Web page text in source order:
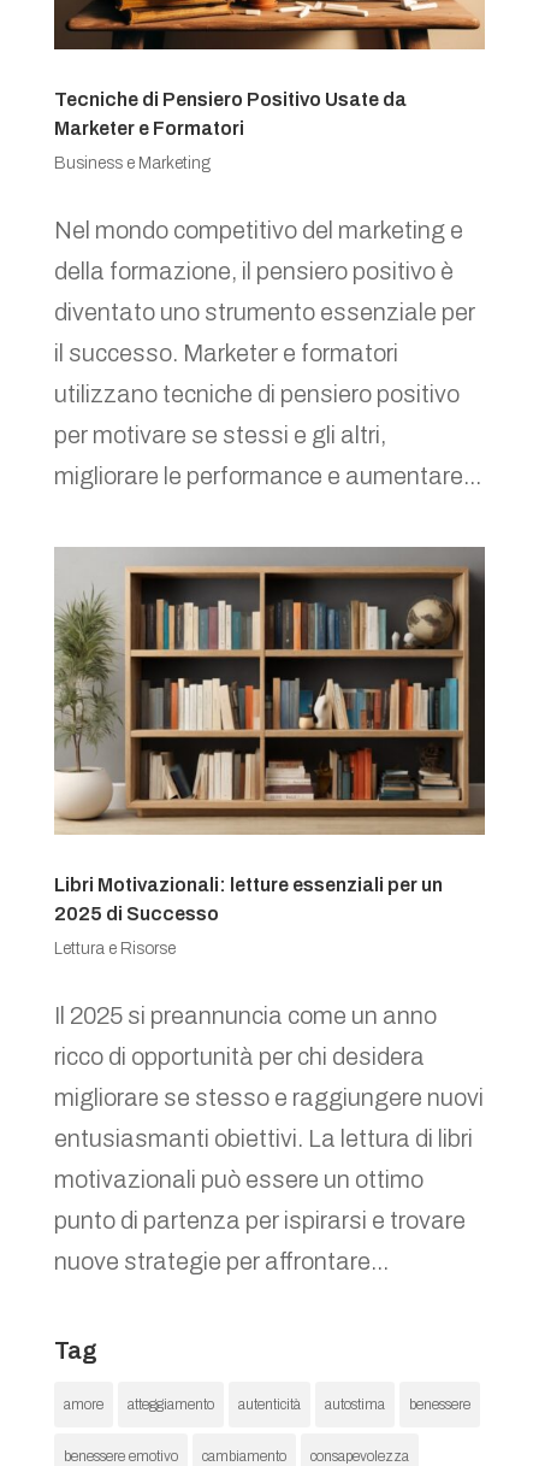
Tecniche di Pensiero Positivo Usate da
Marketer e Formatori
Business e Marketing
Nel mondo competitivo del marketing e
della formazione, il pensiero positivo è
diventato uno strumento essenziale per
il successo. Marketer e formatori
utilizzano tecniche di pensiero positivo
per motivare se stessi e gli altri,
migliorare le performance e aumentare...
Libri Motivazionali: letture essenziali per un
2025 di Successo
Lettura e Risorse
Il 2025 si preannuncia come un anno
ricco di opportunità per chi desidera
migliorare se stesso e raggiungere nuovi
entusiasmanti obiettivi. La lettura di libri
motivazionali può essere un ottimo
punto di partenza per ispirarsi e trovare
nuove strategie per affrontare...
Tag
amore atteggiamento autenticità autostima benessere
benessere emotivo cambiamento consapevolezza